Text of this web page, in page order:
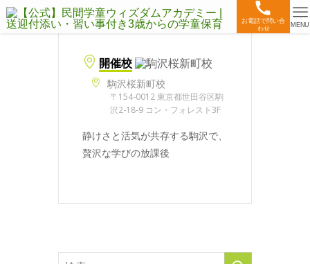
お電話で問い合
わせ
MENU
開催校
駒沢桜新町校
〒154-0012 東京都世田谷区駒
沢2-18-9 コン・フォレスト3F
静けさと活気が共存する駒沢で、
贅沢な学びの放課後